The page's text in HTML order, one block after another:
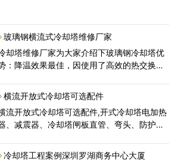
玻璃钢横流式冷却塔维修厂家
却塔维修厂家为大家介绍下玻璃钢冷却塔优
：降温效果最佳，因使用了高效的热交换充
品的热交换性能，与原来的形状相比，其设置
面积大幅度下降。省电力
横流开放式冷却塔可选配件
流开放式冷却塔可选配件,开式冷却塔电加热
、减震器、冷却塔闸板直管、弯头、防护栏
塔电气柜、冷却塔供水装置、冷却塔配料罐...
冷却塔工程案例深圳罗湖商务中心大厦